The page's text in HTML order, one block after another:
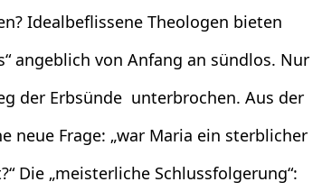
Idealbeflissene Theologen bieten
angeblich von Anfang an sündlos. Nur
der Erbsünde unterbrochen. Aus der
neue Frage: „war Maria ein sterblicher
Die „meisterliche Schlussfolgerung“: